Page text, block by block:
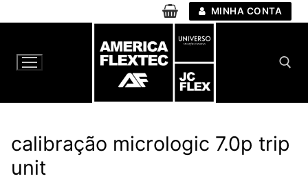
para
conteúdo
MINHA CONTA
calibração micrologic 7.0p trip
unit